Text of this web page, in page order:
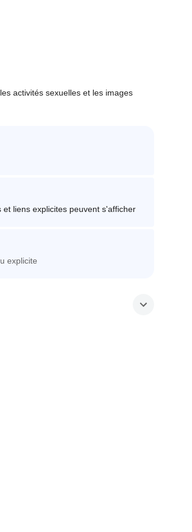
activités sexuelles et les images
liens explicites peuvent s'afficher
explicite